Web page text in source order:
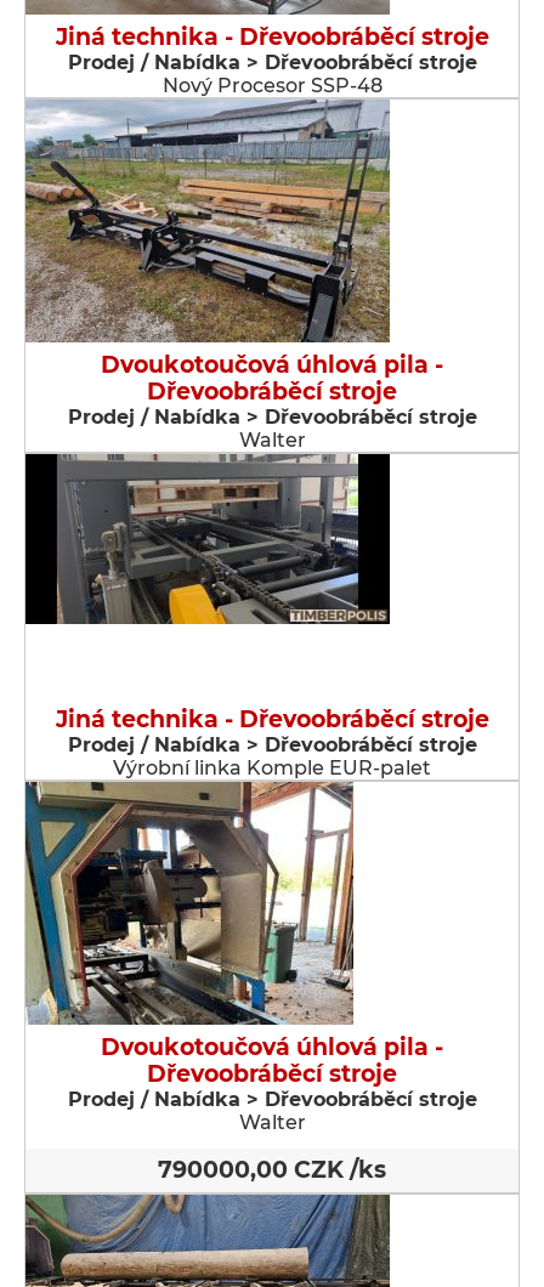
Jiná technika - Dřevoobráběcí stroje
Prodej / Nabídka > Dřevoobráběcí stroje
Nový Procesor SSP-48
Dvoukotoučová úhlová pila -
Dřevoobráběcí stroje
Prodej / Nabídka > Dřevoobráběcí stroje
Walter
Jiná technika - Dřevoobráběcí stroje
Prodej / Nabídka > Dřevoobráběcí stroje
Výrobní linka Komple EUR-palet
Dvoukotoučová úhlová pila -
Dřevoobráběcí stroje
Prodej / Nabídka > Dřevoobráběcí stroje
Walter
790000,00 CZK /ks